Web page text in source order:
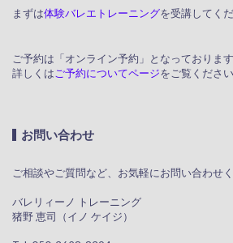
まずは体験バレエトレーニングを受講してくだ
ご予約は「オンライン予約」となっております
詳しくは ご予約についてページをご覧ください
お問い合わせ
ご相談やご質問など、お気軽にお問い合わせく
​ バレリィーノ トレーニング
猪野 恵司（イノ ケイジ）